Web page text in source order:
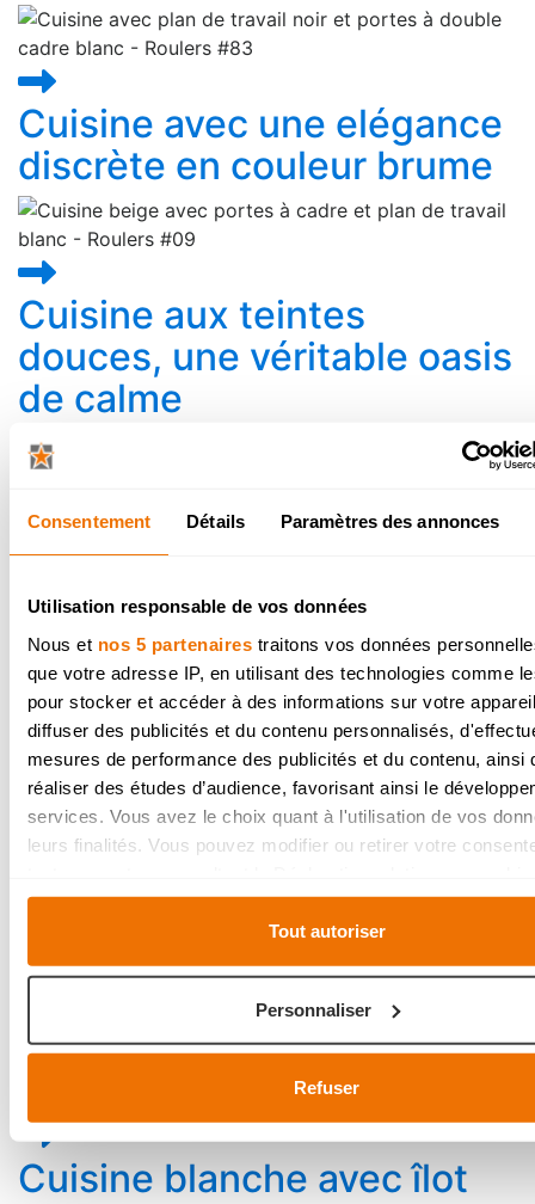
Consentement Détails Paramètres des annonces
Utilisation responsable de vos données
Nous et nos 5 partenaires traitons vos données
que votre adresse IP, en utilisant des technologies comme
pour stocker et accéder à des informations sur votre
diffuser des publicités et du contenu personnalisés,
mesures de performance des publicités et du contenu, ainsi
réaliser des études d’audience, favorisant ainsi le
services. Vous avez le choix quant à l'utilisation de vos
leurs finalités. Vous pouvez modifier ou retirer votre
cliquant sur l'icône de confidentialité.
Si vous le permettez, nous aimerions également :
qui peuvent être précises à plusieurs mètres près
Identifier votre appareil en l'analysant activement
relever les caractéristiques spécifiques (empreintes
définir vos préférences, reportez-vous à lasection «
pouvez modifier ou retirer votre consentement à tout
de la déclaration sur les cookies.
Tout autoriser
Personnaliser
Refuser
Cuisine avec une elégance
discrète en couleur brume
Cuisine aux teintes
douces, une véritable oasis
de calme
Une cuisine classique qui
attire l’attention
Les couleurs chaudes du
stratifié s’harmonisent
parfaitement
Cuisine blanche sur
mesure avec finition
rustique et corniche
Cuisine blanche avec îlot